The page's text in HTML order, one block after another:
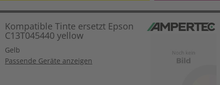
Kompatible Tinte ersetzt Epson
C13T045440 yellow
Gelb
Passende Geräte anzeigen